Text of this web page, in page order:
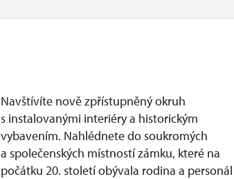
Navštívíte nově zpřístupněný okruh
s instalovanými interiéry a historickým
vybavením. Nahlédnete do soukromých
a společenských místností zámku, které na
počátku 20. století obývala rodina a personál